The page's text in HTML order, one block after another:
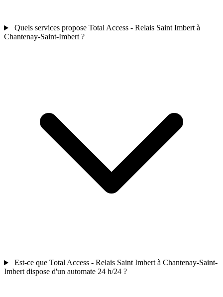
Quels services propose Total Access - Relais Saint Imbert à
Chantenay-Saint-Imbert ?
Est-ce que Total Access - Relais Saint Imbert à Chantenay-Saint-
Imbert dispose d'un automate 24 h/24 ?